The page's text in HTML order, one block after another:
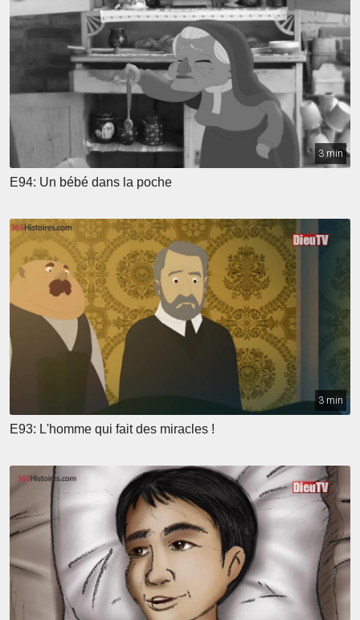
3 min
E94: Un bébé dans la poche
3 min
E93: L'homme qui fait des miracles !